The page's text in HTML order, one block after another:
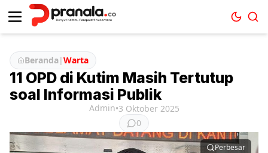
Beranda|Warta
11 OPD di Kutim Masih Tertutup
soal Informasi Publik
Admin•3 Oktober 2025
0
Perbesar